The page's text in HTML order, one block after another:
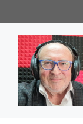
al
contenuto